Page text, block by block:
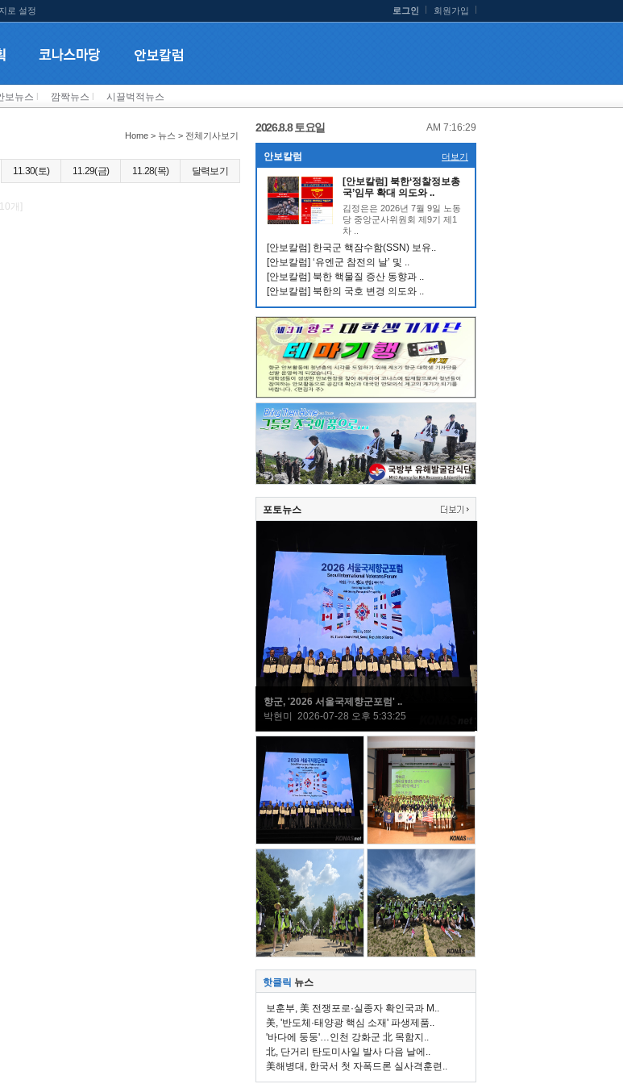
로 설정 로그인 회원가입
보뉴스 깜짝뉴스 시끌벅적뉴스
Home > 뉴스 > 전체기사보기
11.30(토) 11.29(금) 11.28(목) 달력보기
개]
2026.8.8 토요일 AM 7:16:29
안보칼럼 더보기
[안보칼럼] 북한‘정찰정보총
국’임무 확대 의도와 ..
김정은은 2026년 7월 9일 노동
당 중앙군사위원회 제9기 제1
차 ..
[안보칼럼] 한국군 핵잠수함(SSN) 보유..
[안보칼럼] ‘유엔군 참전의 날’ 및 ..
[안보칼럼] 북한 핵물질 증산 동향과 ..
[안보칼럼] 북한의 국호 변경 의도와 ..
포토뉴스
향군, '2026 서울국제향군포럼' ..
박현미 2026-07-28 오후 5:33:25
핫클릭 뉴스
보훈부, 美 전쟁포로·실종자 확인국과 M..
美, '반도체·태양광 핵심 소재' 파생제품..
'바다에 둥둥'…인천 강화군 北 목함지..
北, 단거리 탄도미사일 발사 다음 날에..
美해병대, 한국서 첫 자폭드론 실사격훈련..